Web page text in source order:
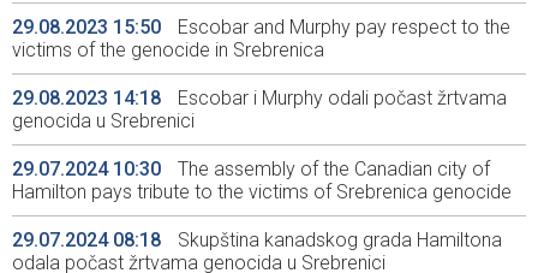
29.08.2023 15:50
Escobar and Murphy pay respect to the
victims of the genocide in Srebrenica
29.08.2023 14:18
Escobar i Murphy odali počast žrtvama
genocida u Srebrenici
29.07.2024 10:30
The assembly of the Canadian city of
Hamilton pays tribute to the victims of Srebrenica genocide
29.07.2024 08:18
Skupština kanadskog grada Hamiltona
odala počast žrtvama genocida u Srebrenici